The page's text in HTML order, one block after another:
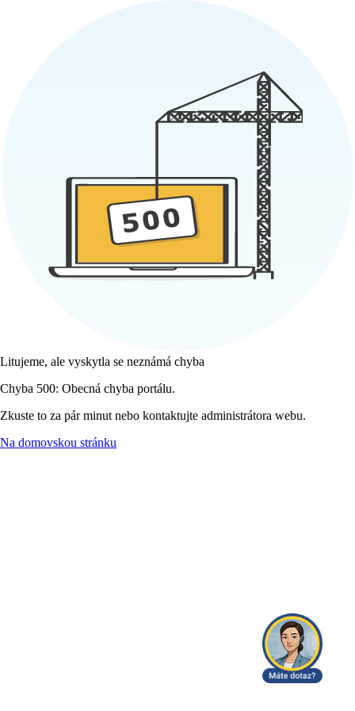
Litujeme, ale vyskytla se neznámá chyba
Chyba 500: Obecná chyba portálu.
Zkuste to za pár minut nebo kontaktujte administrátora webu.
Na domovskou stránku